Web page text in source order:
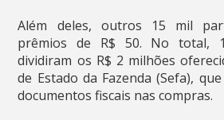
Além deles, outros 15 mil
prêmios de R$ 50. No total,
dividiram os R$ 2 milhões
de Estado da Fazenda (Sefa),
documentos fiscais nas compras.